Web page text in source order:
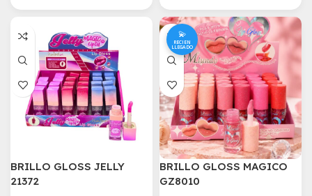
BRILLO GLOSS JELLY
21372
💫
RECIEN
LLEGADO
BRILLO GLOSS MAGICO
GZ8010